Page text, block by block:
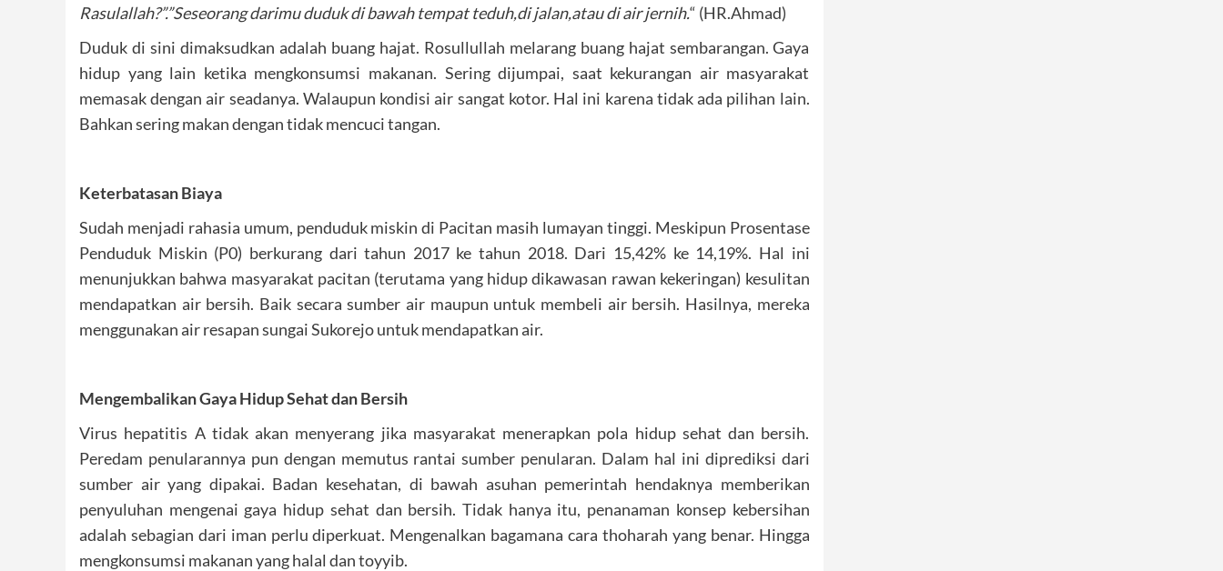
Rasulallah?”.”Seseorang darimu duduk di bawah tempat teduh,di jalan,atau di air jernih.“ (HR.Ahmad)
Duduk di sini dimaksudkan adalah buang hajat. Rosullullah melarang buang hajat sembarangan. Gaya
hidup yang lain ketika mengkonsumsi makanan. Sering dijumpai, saat kekurangan air masyarakat
memasak dengan air seadanya. Walaupun kondisi air sangat kotor. Hal ini karena tidak ada pilihan lain.
Bahkan sering makan dengan tidak mencuci tangan.
Keterbatasan Biaya
Sudah menjadi rahasia umum, penduduk miskin di Pacitan masih lumayan tinggi. Meskipun Prosentase
Penduduk Miskin (P0) berkurang dari tahun 2017 ke tahun 2018. Dari 15,42% ke 14,19%. Hal ini
menunjukkan bahwa masyarakat pacitan (terutama yang hidup dikawasan rawan kekeringan) kesulitan
mendapatkan air bersih. Baik secara sumber air maupun untuk membeli air bersih. Hasilnya, mereka
menggunakan air resapan sungai Sukorejo untuk mendapatkan air.
Mengembalikan Gaya Hidup Sehat dan Bersih
Virus hepatitis A tidak akan menyerang jika masyarakat menerapkan pola hidup sehat dan bersih.
Peredam penularannya pun dengan memutus rantai sumber penularan. Dalam hal ini diprediksi dari
sumber air yang dipakai. Badan kesehatan, di bawah asuhan pemerintah hendaknya memberikan
penyuluhan mengenai gaya hidup sehat dan bersih. Tidak hanya itu, penanaman konsep kebersihan
adalah sebagian dari iman perlu diperkuat. Mengenalkan bagamana cara thoharah yang benar. Hingga
mengkonsumsi makanan yang halal dan toyyib.